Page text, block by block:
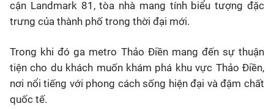
cận Landmark 81, tòa nhà mang tính biểu tượng đặc
trưng của thành phố trong thời đại mới.
Trong khi đó ga metro Thảo Điền mang đến sự thuận
tiện cho du khách muốn khám phá khu vực Thảo Điền,
nơi nổi tiếng với phong cách sống hiện đại và đậm chất
quốc tế.